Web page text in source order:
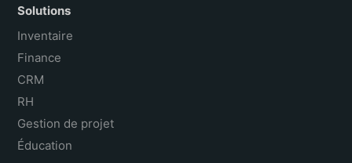
Solutions
Inventaire
Finance
CRM
RH
Gestion de projet
Éducation